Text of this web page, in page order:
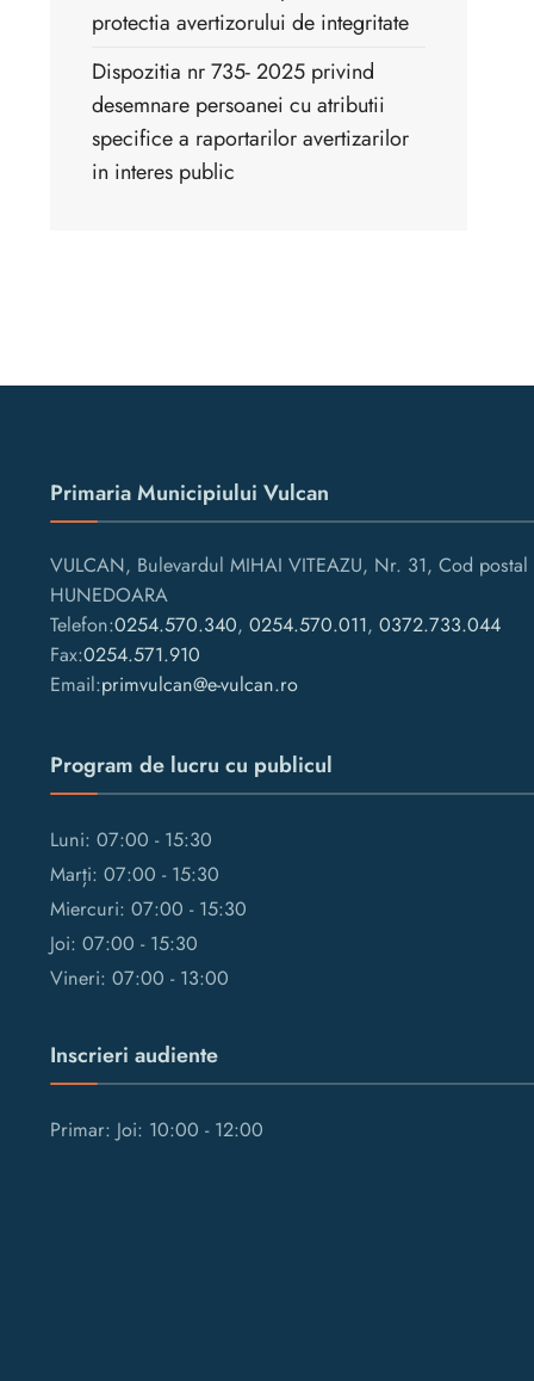
protectia avertizorului de integritate
Dispozitia nr 735- 2025 privind
desemnare persoanei cu atributii
specifice a raportarilor avertizarilor
in interes public
Primaria Municipiului Vulcan
VULCAN, Bulevardul MIHAI VITEAZU, Nr. 31, Cod
HUNEDOARA
Telefon:0254.570.340, 0254.570.011, 0372.733.044
Fax:0254.571.910
Email:primvulcan@e-vulcan.ro
Program de lucru cu publicul
Luni: 07:00 - 15:30
Marți: 07:00 - 15:30
Miercuri: 07:00 - 15:30
Joi: 07:00 - 15:30
Vineri: 07:00 - 13:00
Inscrieri audiente
Primar: Joi: 10:00 - 12:00